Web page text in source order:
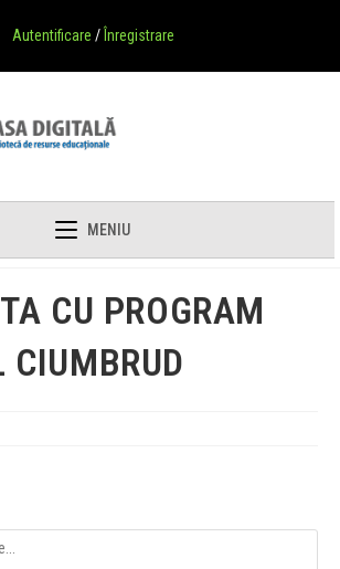
Autentificare / Înregistrare
MENIU
CU PROGRAM
CIUMBRUD